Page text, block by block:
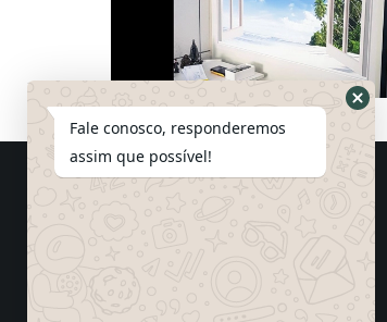
Fale conosco, responderemos
assim que possível!